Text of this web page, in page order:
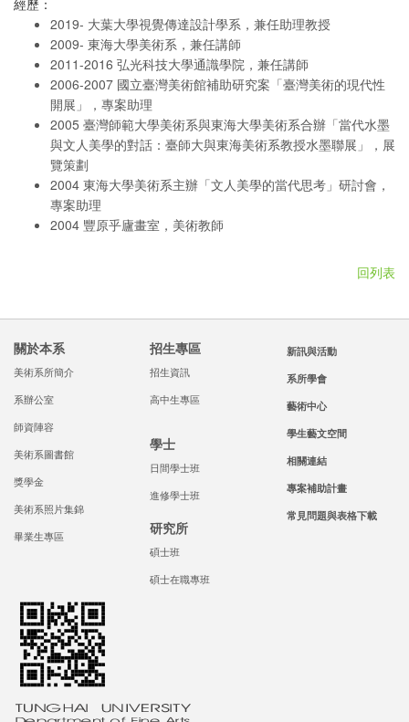
經歷：
2019- 大葉大學視覺傳達設計學系，兼任助理教授
2009- 東海大學美術系，兼任講師
2011-2016 弘光科技大學通識學院，兼任講師
2006-2007 國立臺灣美術館補助研究案「臺灣美術的現代性
開展」，專案助理
2005 臺灣師範大學美術系與東海大學美術系合辦「當代水墨
與文人美學的對話：臺師大與東海美術系教授水墨聯展」，展
覽策劃
2004 東海大學美術系主辦「文人美學的當代思考」研討會，
專案助理
2004 豐原乎廬畫室，美術教師
回列表
關於本系
美術系所簡介
系辦公室
師資陣容
美術系圖書館
獎學金
美術系照片集錦
畢業生專區
招生專區
招生資訊
高中生專區
學士
日間學士班
進修學士班
研究所
碩士班
碩士在職專班
新訊與活動
系所學會
藝術中心
學生藝文空間
相關連結
專案補助計畫
常見問題與表格下載